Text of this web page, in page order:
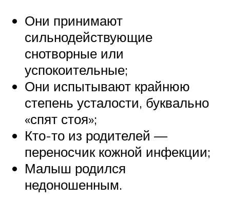
Они принимают
сильнодействующие
снотворные или
успокоительные;
Они испытывают крайнюю
степень усталости, буквально
«спят стоя»;
Кто-то из родителей —
переносчик кожной инфекции;
Малыш родился
недоношенным.